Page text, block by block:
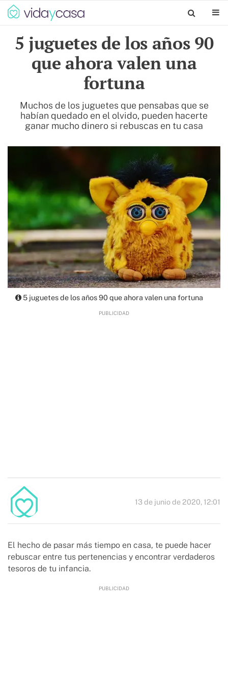
5 juguetes de los años 90
que ahora valen una
fortuna
Muchos de los juguetes que pensabas que se
habían quedado en el olvido, pueden hacerte
ganar mucho dinero si rebuscas en tu casa
5 juguetes de los años 90 que ahora valen una fortuna
13 de junio de 2020, 12:01
El hecho de pasar más tiempo en casa, te puede hacer
rebuscar entre tus pertenencias y encontrar verdaderos
tesoros de tu infancia.